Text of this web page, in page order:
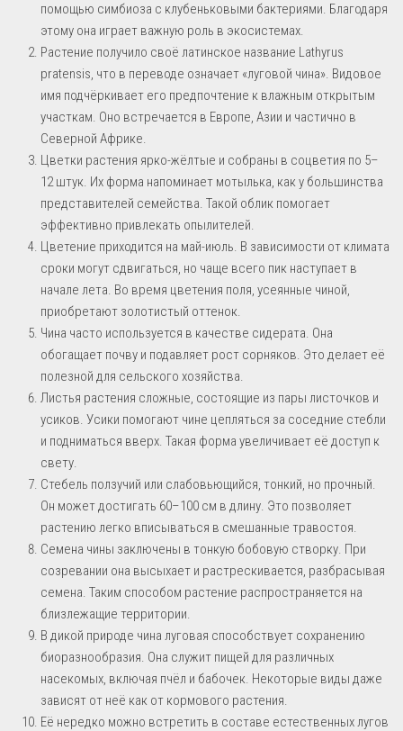
помощью симбиоза с клубеньковыми бактериями. Благодаря
этому она играет важную роль в экосистемах.
Растение получило своё латинское название Lathyrus
pratensis, что в переводе означает «луговой чина». Видовое
имя подчёркивает его предпочтение к влажным открытым
участкам. Оно встречается в Европе, Азии и частично в
Северной Африке.
Цветки растения ярко-жёлтые и собраны в соцветия по 5–
12 штук. Их форма напоминает мотылька, как у большинства
представителей семейства. Такой облик помогает
эффективно привлекать опылителей.
Цветение приходится на май-июль. В зависимости от климата
сроки могут сдвигаться, но чаще всего пик наступает в
начале лета. Во время цветения поля, усеянные чиной,
приобретают золотистый оттенок.
Чина часто используется в качестве сидерата. Она
обогащает почву и подавляет рост сорняков. Это делает её
полезной для сельского хозяйства.
Листья растения сложные, состоящие из пары листочков и
усиков. Усики помогают чине цепляться за соседние стебли
и подниматься вверх. Такая форма увеличивает её доступ к
свету.
Стебель ползучий или слабовьющийся, тонкий, но прочный.
Он может достигать 60–100 см в длину. Это позволяет
растению легко вписываться в смешанные травостоя.
Семена чины заключены в тонкую бобовую створку. При
созревании она высыхает и растрескивается, разбрасывая
семена. Таким способом растение распространяется на
близлежащие территории.
В дикой природе чина луговая способствует сохранению
биоразнообразия. Она служит пищей для различных
насекомых, включая пчёл и бабочек. Некоторые виды даже
зависят от неё как от кормового растения.
Её нередко можно встретить в составе естественных лугов